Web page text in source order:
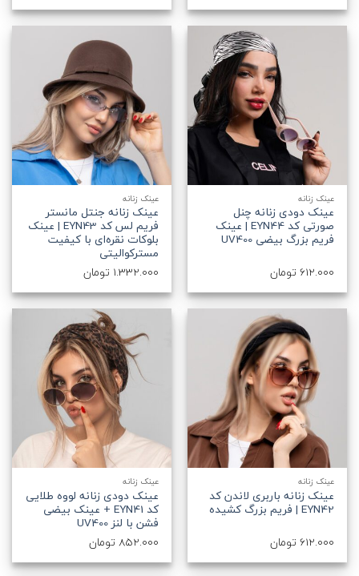
عینک زنانه
عینک دودی زنانه چنل
صورتی کد EYN44 | عینک
فریم بزرگ بیضی UV400
612.000تومان
عینک زنانه
عینک زنانه جنتل مانستر
فریم لس کد EYN43 | عینک
بلوکات نقره‌ای با کیفیت
مسترکوالیتی
1.332.000 تومان
عینک زنانه
عینک زنانه باربری لاندن کد
EYN42 | فریم بزرگ کشیده
612.000تومان
عینک زنانه
عینک دودی زنانه لووه طلایی
کد EYN41 + عینک بیضی
فشن با لنز UV400
852.000تومان